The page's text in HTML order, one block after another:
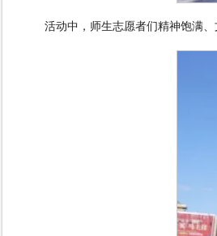
活动中，师生志愿者们精神饱满